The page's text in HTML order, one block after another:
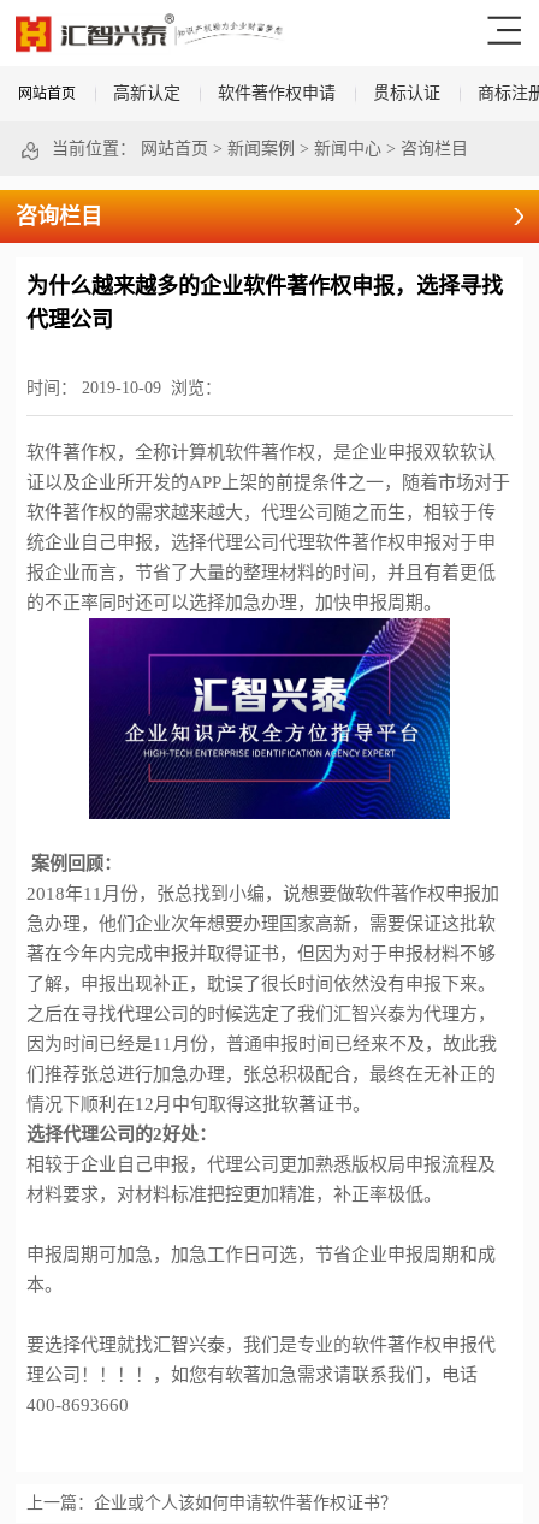
网站首页 高新认定 软件著作权申请 贯标认证 商标注
当前位置： 网站首页 > 新闻案例 > 新闻中心> 咨询栏目
咨询栏目
为什么越来越多的企业软件著作权申报，选择寻找
代理公司
时间： 2019-10-09 浏览：
软件著作权，全称计算机软件著作权，是企业申报双软软认
证以及企业所开发的APP上架的前提条件之一，随着市场对于
软件著作权的需求越来越大，代理公司随之而生，相较于传
统企业自己申报，选择代理公司代理软件著作权申报对于申
报企业而言，节省了大量的整理材料的时间，并且有着更低
的不正率同时还可以选择加急办理，加快申报周期。
案例回顾：
2018年11月份，张总找到小编，说想要做软件著作权申报加
急办理，他们企业次年想要办理国家高新，需要保证这批软
著在今年内完成申报并取得证书，但因为对于申报材料不够
了解，申报出现补正，耽误了很长时间依然没有申报下来。
之后在寻找代理公司的时候选定了我们 汇智兴泰为代理方，
因为时间已经是11月份，普通申报时间已经来不及，故此我
们推荐张总进行加急办理，张总积极配合，最终在无补正的
情况下顺利在12月中旬取得这批软著证书。
选择代理公司的2好处：
相较于企业自己申报，代理公司更加熟悉版权局申报流程及
材料要求，对材料标准把控更加精准，补正率极低。
申报周期可加急，加急工作日可选，节省企业申报周期和成
本。
要选择代理就找汇智兴泰，我们是专业的软件著作权申报代
理公司！！！！，如您有软著加急需求请联系我们，电话
400-8693660
上一篇： 企业或个人该如何申请软件著作权证书？